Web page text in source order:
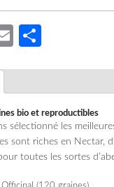
Email
bio et reproductibles
sélectionné les
sont riches en Nectar,
toutes les sortes